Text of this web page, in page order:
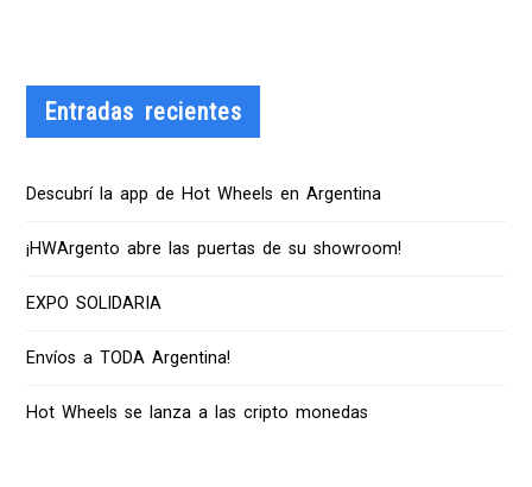
Entradas recientes
Descubrí la app de Hot Wheels en Argentina
¡HWArgento abre las puertas de su showroom!
EXPO SOLIDARIA
Envíos a TODA Argentina!
Hot Wheels se lanza a las cripto monedas